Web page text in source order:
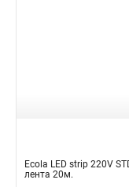
Ecola LED strip 220V
лента 20м.